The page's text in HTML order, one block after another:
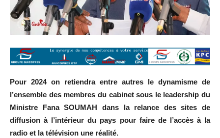
Pour 2024 on retiendra entre autres le dynamisme de
l’ensemble des membres du cabinet sous le leadership du
Ministre Fana SOUMAH dans la relance des sites de
diffusion à l’intérieur du pays pour faire de l’accès à la
radio et la télévision une réalité.